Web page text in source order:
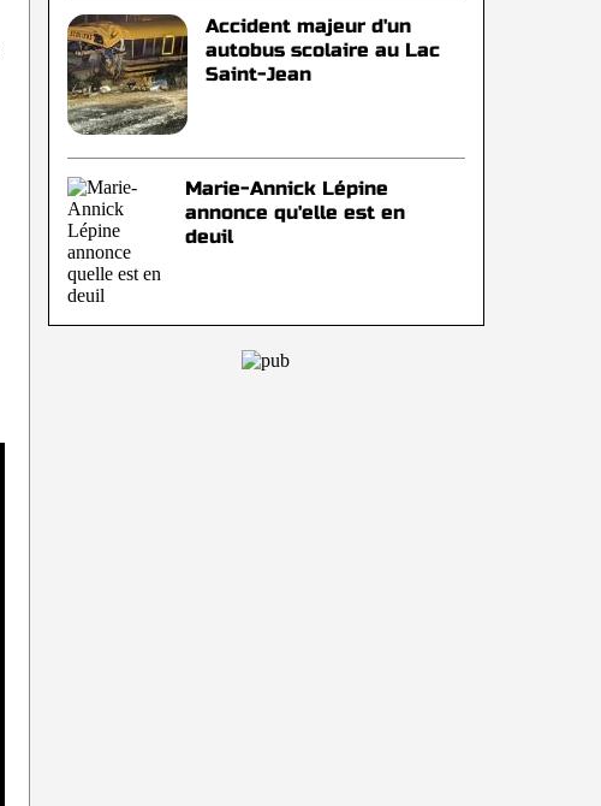
Accident majeur d'un
autobus scolaire au Lac
Saint-Jean
Marie-Annick Lépine
annonce qu'elle est en
deuil